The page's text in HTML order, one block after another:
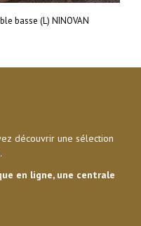
basse (L) NINOVAN
découvrir une sélection
.
en ligne, une centrale